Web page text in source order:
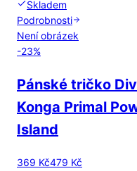
Skladem
Podrobnosti
Není obrázek
-23%
Pánské tričko
Konga Primal
Island
369 Kč479 Kč